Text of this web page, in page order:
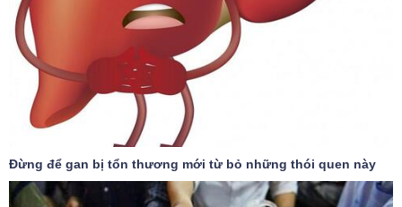
Đừng để gan bị tổn thương mới từ bỏ những thói quen này